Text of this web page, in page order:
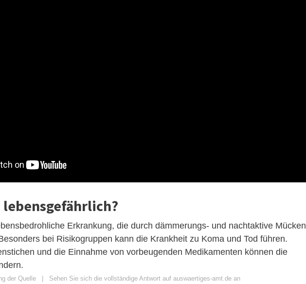
Erkrankung, die durch dämmerungs- und nachtaktive Mücken
bei Risikogruppen kann die Krankheit zu Koma und Tod führen.
und die Einnahme von vorbeugenden Medikamenten können die
der Quelle | Sehen Sie sich die vollständige Antwort auf auswaertiges-amt.de an